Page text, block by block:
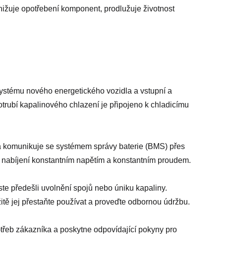
opotřebení komponent, prodlužuje životnost
nového energetického vozidla a vstupní a
kapalinového chlazení je připojeno k chladicímu
se systémem správy baterie (BMS) přes
konstantním napětím a konstantním proudem.
předešli uvolnění spojů nebo úniku kapaliny.
jej přestaňte používat a proveďte odbornou údržbu.
zákazníka a poskytne odpovídající pokyny pro